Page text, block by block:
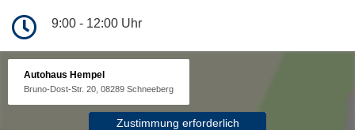
9:00 - 12:00 Uhr
Autohaus Hempel
Bruno-Dost-Str. 20, 08289 Schneeberg
Zustimmung erforderlich